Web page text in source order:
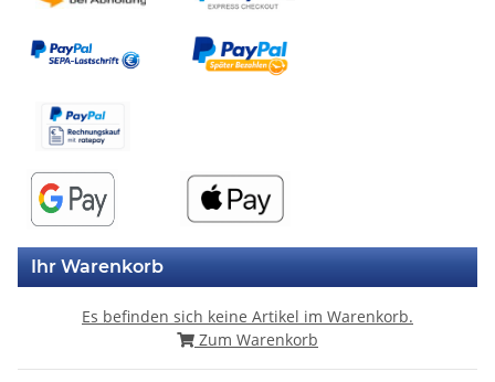
Ihr Warenkorb
Es befinden sich keine Artikel im Warenkorb.
Zum Warenkorb